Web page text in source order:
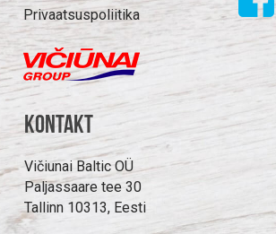
Privaatsuspoliitika
Kontakt
Vičiunai Baltic OÜ
Paljassaare tee 30
Tallinn 10313, Eesti